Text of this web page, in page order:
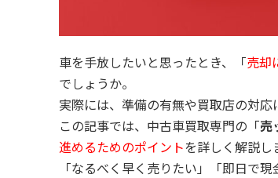
車を手放したいと思ったとき、「売却
でしょうか。
実際には、準備の有無や買取店の対応
この記事では、中古車買取専門の「売
進めるためのポイントを詳しく解説し
「なるべく早く売りたい」「即日で